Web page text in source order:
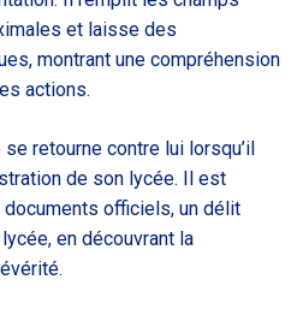
et laisse des
montrant une compréhension
actions.
se retourne contre lui lorsqu’il
de son lycée. Il est
officiels, un délit
en découvrant la